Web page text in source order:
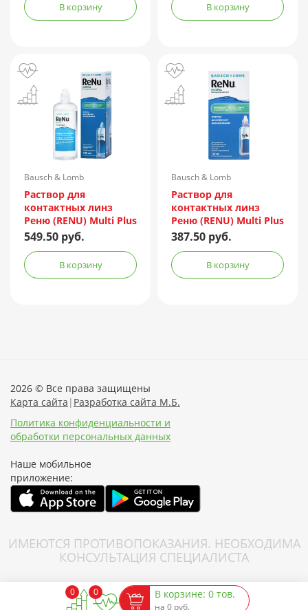
0 0 В корзине: 0 тов.
на 0 руб.
В корзину В корзину
Bausch & Lomb
Incorporated/Италия
Раствор для
контактных линз
Реню (RENU) Multi Plus
240мл + контейнер
549.50 руб.
В корзину
Bausch & Lomb
Incorporated/Италия
Раствор для
контактных линз
Реню (RENU) Multi Plus
120мл + контейнер
387.50 руб.
В корзину
2026 © Все права защищены
Карта сайта | Разработка сайта М.Б.
Политика конфиденциальности и
обработки персональных данных
Наше мобильное
приложение:
ИМЕЮТСЯ ПРОТИВОПОКАЗАНИЯ. НЕОБХОДИМА
КОНСУЛЬТАЦИЯ СПЕЦИАЛИСТА